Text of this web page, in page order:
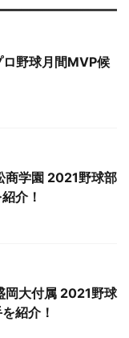
ロ野球月間MVP候
商学園 2021野球部
介！
岡大付属 2021野球
紹介！